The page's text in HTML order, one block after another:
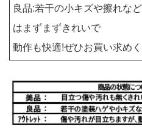
良品:若干の小キズや擦れな
はまずまずきれいで
動作も快適!ぜひお買い求めく